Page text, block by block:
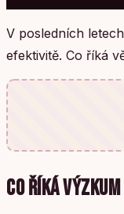
V posledních
efektivitě. Co říká
CO ŘÍKÁ